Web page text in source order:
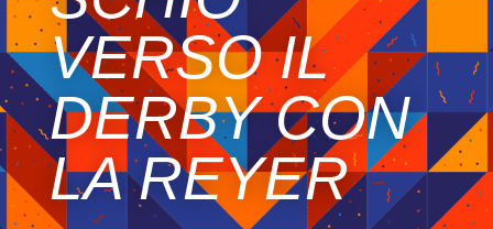
VERSO IL
DERBY CON
LA REYER